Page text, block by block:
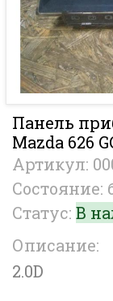
Панель
Mazda 626
Артикул:
Состояние:
Статус: В
Описание:
2.0D